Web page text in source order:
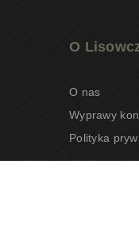
O
O nas
Wyprawy
Polityka